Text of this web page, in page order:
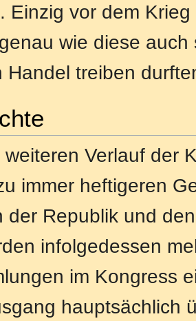
Einzig vor dem
wie diese
Handel treiben
weiteren Verlauf der
immer heftigeren
der Republik und
infolgedessen
im Kongress
hauptsächlich